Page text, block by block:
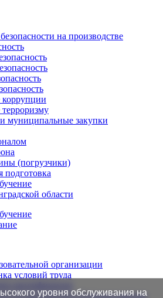
на производстве
коррупции
муниципальные закупки
(погрузчики)
области
организации
условий труда
уровня обслуживания на